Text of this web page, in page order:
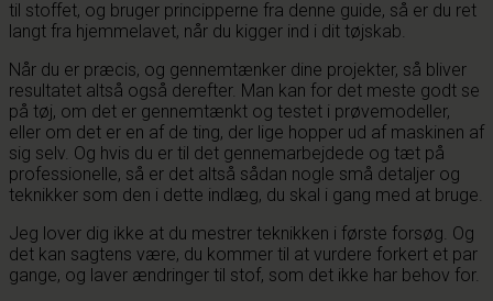
til stoffet, og bruger principperne fra denne guide, så er du ret
langt fra hjemmelavet, når du kigger ind i dit tøjskab.
Når du er præcis, og gennemtænker dine projekter, så bliver
resultatet altså også derefter. Man kan for det meste godt se
på tøj, om det er gennemtænkt og testet i prøvemodeller,
eller om det er en af de ting, der lige hopper ud af maskinen af
sig selv. Og hvis du er til det gennemarbejdede og tæt på
professionelle, så er det altså sådan nogle små detaljer og
teknikker som den i dette indlæg, du skal i gang med at bruge.
Jeg lover dig ikke at du mestrer teknikken i første forsøg. Og
det kan sagtens være, du kommer til at vurdere forkert et par
gange, og laver ændringer til stof, som det ikke har behov for.